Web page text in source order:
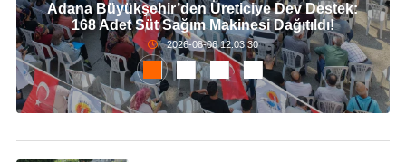
Adana Büyükşehir’den Üreticiye Dev Destek:
168 Adet Süt Sağım Makinesi Dağıtıldı!
2026-08-06 12:03:30